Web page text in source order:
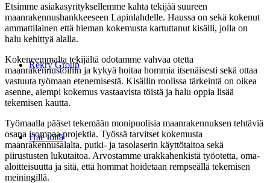
Rekry Group
Hae töitä
Etsimme asiakasyrityksellemme kahta tekijää suureen
maanrakennushankkeeseen Lapinlahdelle. Haussa on sekä kokenut
ammattilainen että hieman kokemusta kartuttanut kisälli, jolla on
halu kehittyä alalla.
Kokeneemmalta tekijältä odotamme vahvaa otetta
maanrakennustöihin ja kykyä hoitaa hommia itsenäisesti sekä ottaa
vastuuta työmaan etenemisestä. Kisällin roolissa tärkeintä on oikea
asenne, aiempi kokemus vastaavista töistä ja halu oppia lisää
tekemisen kautta.
Työmaalla pääset tekemään monipuolisia maanrakennuksen tehtäviä
osana isompaa projektia. Työssä tarvitset kokemusta
maanrakennusalalta, putki- ja tasolaserin käyttötaitoa sekä
piirustusten lukutaitoa. Arvostamme urakkahenkistä työotetta, oma-
aloitteisuutta ja sitä, että hommat hoidetaan rempseällä tekemisen
meiningillä.